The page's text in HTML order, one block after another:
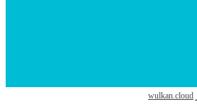
wulkan.cloud